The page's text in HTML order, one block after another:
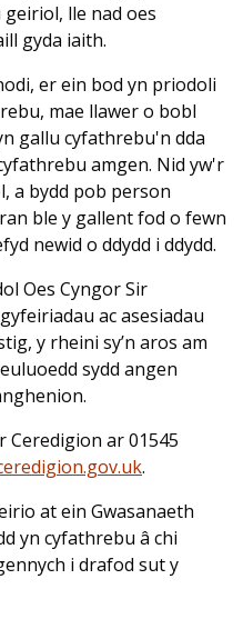
lle nad oes
gyda iaith.
er ein bod yn priodoli
mae llawer o bobl
gallu cyfathrebu'n dda
amgen. Nid yw'r
a bydd pob person
ble y gallent fod o fewn
newid o ddydd i ddydd.
Oes Cyngor Sir
ac asesiadau
y rheini sy’n aros am
sydd angen
Ceredigion ar 01545
.
at ein Gwasanaeth
yn cyfathrebu â chi
i drafod sut y